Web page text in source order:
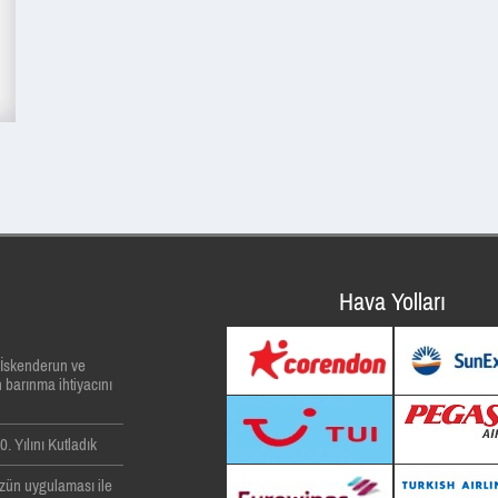
ve
ihtiyacını
Yılını Kutladık
uygulaması ile
Hava Yolları